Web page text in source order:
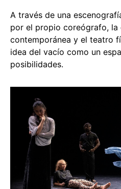
A través de una
por el propio coreógrafo, la
contemporánea y el teatro
idea del vacío como un
posibilidades.